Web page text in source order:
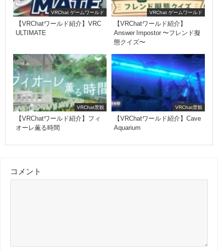
VRChat ゲームワールド
【VRChatワールド紹介】VRC
ULTIMATE
VRChat ゲームワールド
【VRChatワールド紹介】
Answer Impostor 〜フレンド擬
態クイズ〜
VRChat景観
【VRChatワールド紹介】フィ
オーレ薫る時間
VRChat景観
【VRChatワールド紹介】Cave
Aquarium
コメント